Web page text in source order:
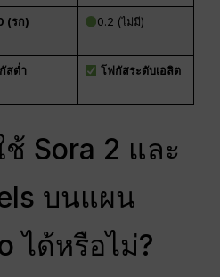
(รก) 0.2 (ไม่มี)
สต่ำ โฟกัสระดับเอลิต
Sora 2 และ
บนแผน
ได้หรือไม่?